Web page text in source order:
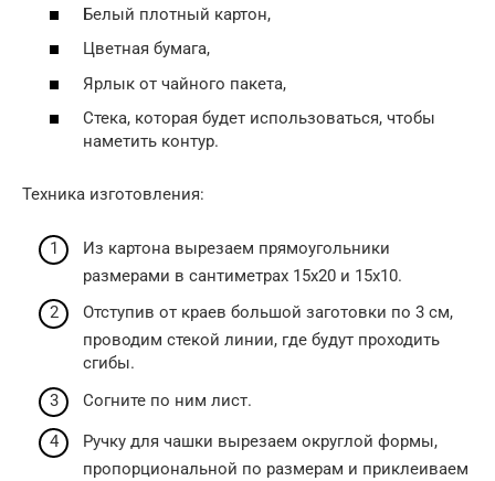
Белый плотный картон,
Цветная бумага,
Ярлык от чайного пакета,
Стека, которая будет использоваться, чтобы
наметить контур.
Техника изготовления:
Из картона вырезаем прямоугольники
размерами в сантиметрах 15х20 и 15х10.
Отступив от краев большой заготовки по 3 см,
проводим стекой линии, где будут проходить
сгибы.
Согните по ним лист.
Ручку для чашки вырезаем округлой формы,
пропорциональной по размерам и приклеиваем